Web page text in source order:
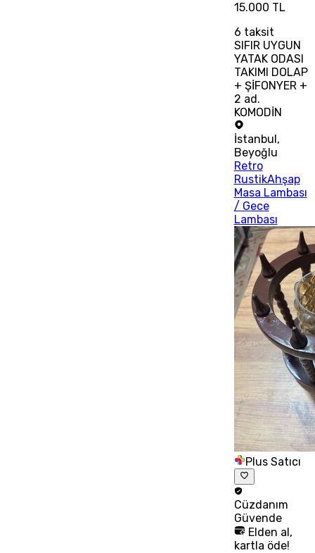
15.000 TL
6 taksit
SIFIR UYGUN
YATAK ODASI
TAKIMI DOLAP
+ ŞİFONYER +
2 ad.
KOMODİN
İstanbul ,
Beyoğlu
Retro
RustikAhşap
Masa Lambası
/ Gece
Lambası
Plus Satıcı
Cüzdanım
Güvende
Elden al,
kartla öde!